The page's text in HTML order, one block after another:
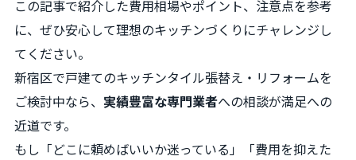
この記事で紹介した費用相場やポイント、注意点を参考
に、ぜひ安心して理想のキッチンづくりにチャレンジし
てください。
新宿区で戸建てのキッチンタイル張替え・リフォームを
ご検討中なら、 実績豊富な専門業者への相談が満足への
近道です。
もし「どこに頼めばいいか迷っている」「費用を抑えた